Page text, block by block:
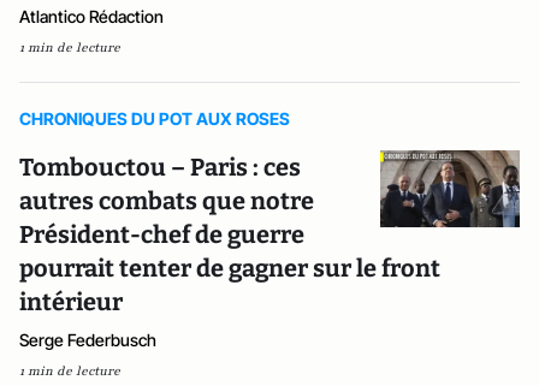
Atlantico Rédaction
1 min de lecture
CHRONIQUES DU POT AUX ROSES
Tombouctou – Paris : ces
autres combats que notre
Président-chef de guerre
pourrait tenter de gagner sur le front
intérieur
Serge Federbusch
1 min de lecture